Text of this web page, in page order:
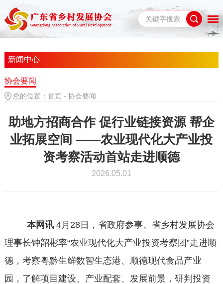
新闻中心
协会要闻
您的位置： 首页 - 协会要闻
助地方招商合作 促行业链接资源 帮企
业拓展空间 ——农业现代化大产业投
资考察活动首站走进顺德
2026.05.01
本网讯 4月28日，省政府参事、省乡村发展协会
理事长钟韶彬率“农业现代化大产业投资考察团”走进顺
德，考察粤黔生鲜数智生态港、顺德现代食品产业
园，了解项目建设、产业配套、发展前景，研判投资